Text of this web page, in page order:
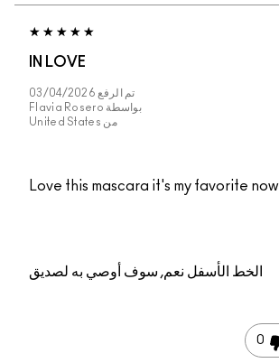
IN LOVE
تم الرفع 03/04/2026
بواسطة Flavia Rosero
من United States
Love this mascara it's my favorite now
الخط الأسفلنعم, سوف أوصي به لصديق
0